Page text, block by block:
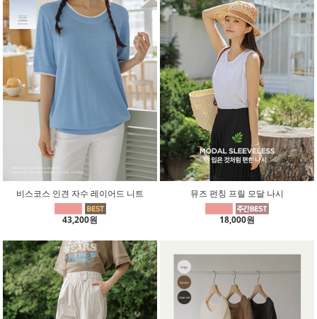
비스코스 인견 자수 레이어드 니트
43,200원
뮤즈 펀칭 프릴 모달 나시
18,000원